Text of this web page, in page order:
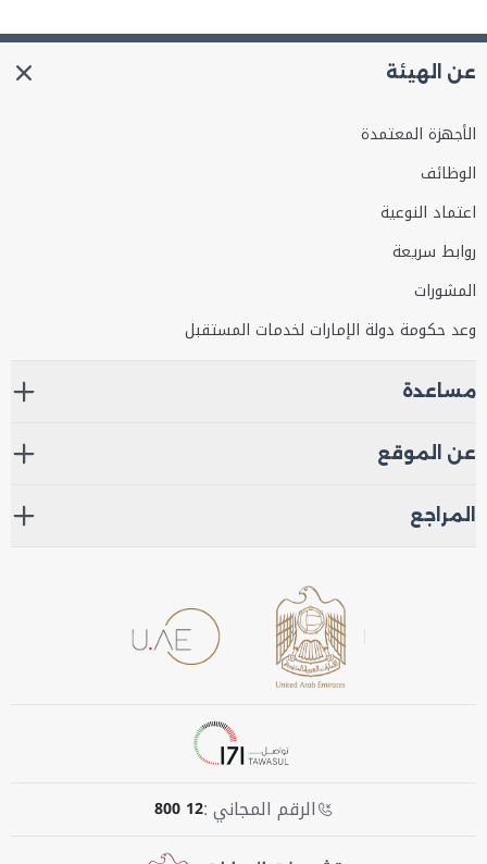
عن الهيئة
الأجهزة المعتمدة
الوظائف
اعتماد النوعية
روابط سريعة
المشورات
وعد حكومة دولة الإمارات لخدمات المستقبل
مساعدة
عن الموقع
المراجع
الرقم المجاني :800 12